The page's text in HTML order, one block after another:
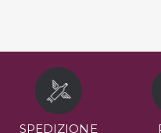
SPEDIZIONE